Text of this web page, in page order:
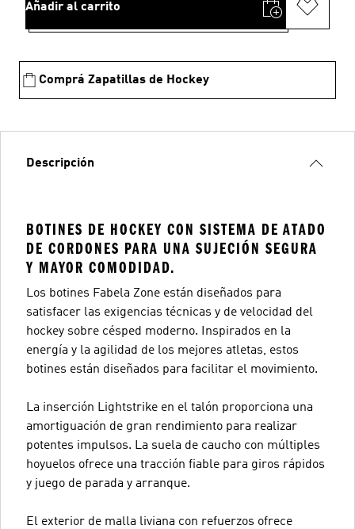
Añadir al carrito
Comprá Zapatillas de Hockey
Descripción
BOTINES DE HOCKEY CON SISTEMA DE ATADO
DE CORDONES PARA UNA SUJECIÓN SEGURA
Y MAYOR COMODIDAD.
Los botines Fabela Zone están diseñados para
satisfacer las exigencias técnicas y de velocidad del
hockey sobre césped moderno. Inspirados en la
energía y la agilidad de los mejores atletas, estos
botines están diseñados para facilitar el movimiento.
La inserción Lightstrike en el talón proporciona una
amortiguación de gran rendimiento para realizar
potentes impulsos. La suela de caucho con múltiples
hoyuelos ofrece una tracción fiable para giros rápidos
y juego de parada y arranque.
El exterior de malla liviana con refuerzos ofrece